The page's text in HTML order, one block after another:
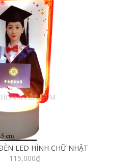
LED HÌNH CHỮ NHẬT
115,000₫